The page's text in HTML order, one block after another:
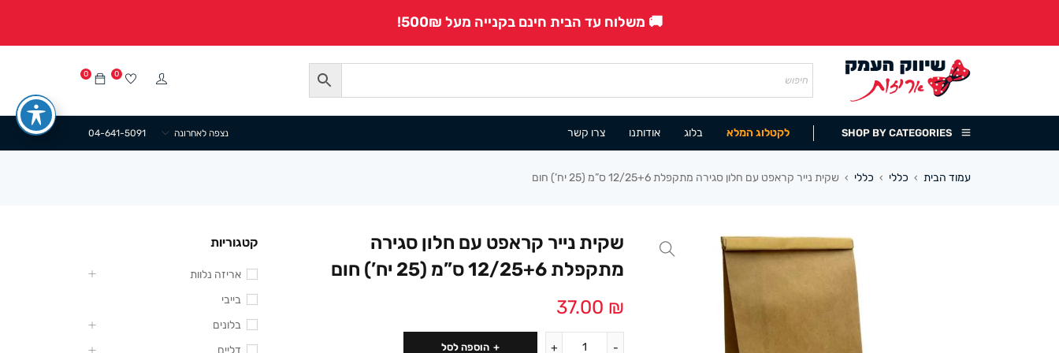
🚚 משלוח עד הבית חינם בקנייה מעל 500₪!
0 0
SHOP BY CATEGORIES לקטלוג המלא בלוג אודותנו צרו קשר 04-641-5091 נצפה לאחרונה
עמוד הבית › כללי › כללי › שקית נייר קראפט עם חלון סגירה מתקפלת 12/25+6 ס”מ (25 יח’) חום
שקית נייר קראפט עם חלון סגירה
מתקפלת 12/25+6 ס”מ (25 יח’) חום
37.00 ₪
הוספה לסל
קטגוריות
אריזה נלוות
בייבי
בלונים
דליים